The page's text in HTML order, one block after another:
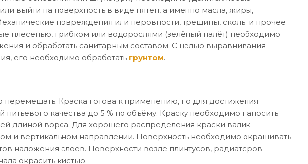
выйти на поверхность в виде пятен, а именно масла, жиры,
повреждения или неровности, трещины, сколы и прочее
плесенью, грибком или водорослями (зелёный налёт) необходимо
и обработать санитарным составом. С целью выравнивания
его необходимо обработать грунтом.
Краска готова к применению, но для достижения
качества до 5 % по объёму. Краску необходимо наносить
длиной ворса. Для хорошего распределения краски валик
и вертикальном направлении. Поверхность необходимо окрашивать
наложения слоев. Поверхности возле плинтусов, радиаторов
окрасить кистью.